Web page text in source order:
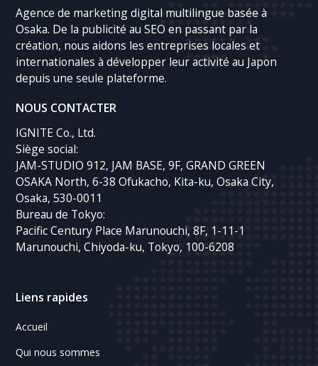
Agence de marketing digital multilingue basée à
Osaka. De la publicité au SEO en passant par la
création, nous aidons les entreprises locales et
internationales à développer leur activité au Japon
depuis une seule plateforme.
NOUS CONTACTER
IGNITE Co., Ltd.
Siège social:
JAM-STUDIO 912, JAM BASE, 9F, GRAND GREEN
OSAKA North, 6-38 Ofukacho, Kita-ku, Osaka City,
Osaka, 530-0011
Bureau de Tokyo:
Pacific Century Place Marunouchi, 8F, 1-11-1
Marunouchi, Chiyoda-ku, Tokyo, 100-6208
Liens rapides
Accueil
Qui nous sommes